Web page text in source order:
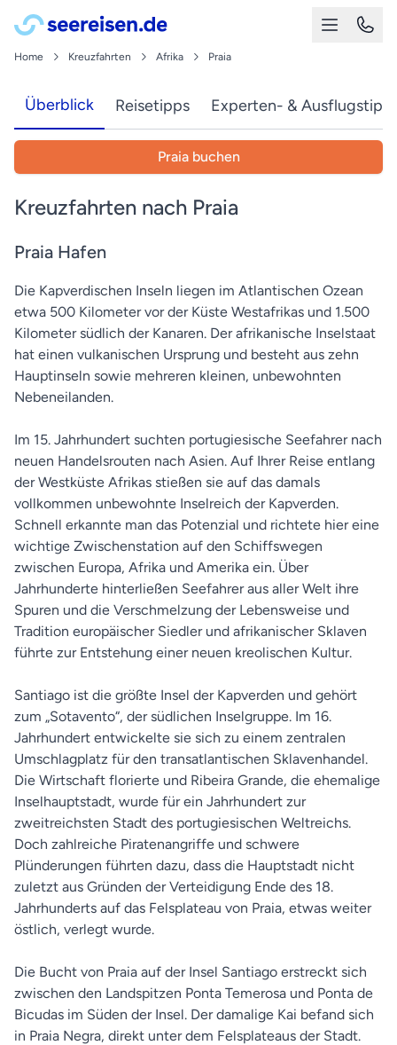
Home Kreuzfahrten Afrika Praia
Überblick Reisetipps Experten- &
Praia buchen
Kreuzfahrten nach Praia
Praia Hafen
Die Kapverdischen Inseln liegen im Atlantischen Ozean
etwa 500 Kilometer vor der Küste Westafrikas und 1.500
Kilometer südlich der Kanaren. Der afrikanische Inselstaat
hat einen vulkanischen Ursprung und besteht aus zehn
Hauptinseln sowie mehreren kleinen, unbewohnten
Nebeneilanden.
Im 15. Jahrhundert suchten portugiesische Seefahrer nach
neuen Handelsrouten nach Asien. Auf Ihrer Reise entlang
der Westküste Afrikas stießen sie auf das damals
vollkommen unbewohnte Inselreich der Kapverden.
Schnell erkannte man das Potenzial und richtete hier eine
wichtige Zwischenstation auf den Schiffswegen
zwischen Europa, Afrika und Amerika ein. Über
Jahrhunderte hinterließen Seefahrer aus aller Welt ihre
Spuren und die Verschmelzung der Lebensweise und
Tradition europäischer Siedler und afrikanischer Sklaven
führte zur Entstehung einer neuen kreolischen Kultur.
Santiago ist die größte Insel der Kapverden und gehört
zum „Sotavento“, der südlichen Inselgruppe. Im 16.
Jahrhundert entwickelte sie sich zu einem zentralen
Umschlagplatz für den transatlantischen Sklavenhandel.
Die Wirtschaft florierte und Ribeira Grande, die ehemalige
Inselhauptstadt, wurde für ein Jahrhundert zur
zweitreichsten Stadt des portugiesischen Weltreichs.
Doch zahlreiche Piratenangriffe und schwere
Plünderungen führten dazu, dass die Hauptstadt nicht
zuletzt aus Gründen der Verteidigung Ende des 18.
Jahrhunderts auf das Felsplateau von Praia, etwas weiter
östlich, verlegt wurde.
Die Bucht von Praia auf der Insel Santiago erstreckt sich
zwischen den Landspitzen Ponta Temerosa und Ponta de
Bicudas im Süden der Insel. Der damalige Kai befand sich
in Praia Negra, direkt unter dem Felsplateaus der Stadt.